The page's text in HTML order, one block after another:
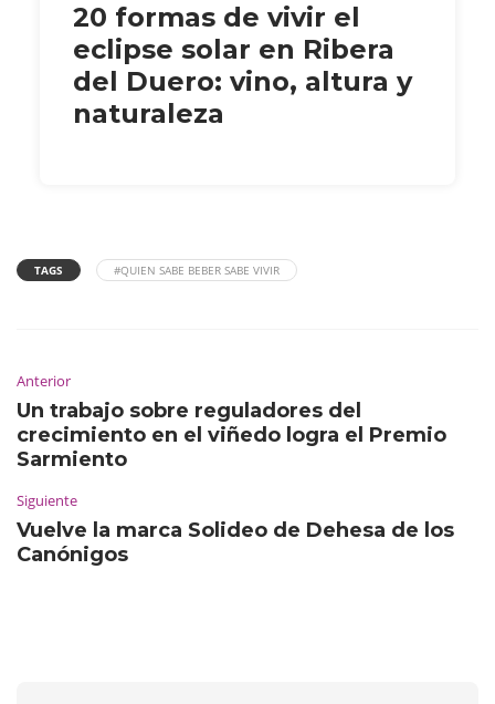
20 formas de vivir el
eclipse solar en Ribera
del Duero: vino, altura y
naturaleza
TAGS #QUIEN SABE BEBER SABE VIVIR
Anterior
Un trabajo sobre reguladores del
crecimiento en el viñedo logra el Premio
Sarmiento
Siguiente
Vuelve la marca Solideo de Dehesa de los
Canónigos